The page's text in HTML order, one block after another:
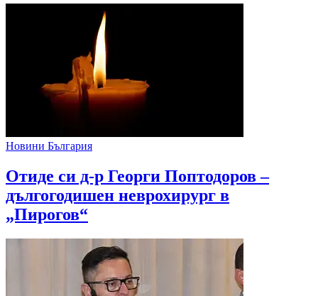
Новини България
Отиде си д-р Георги Поптодоров –
дългогодишен неврохирург в
„Пирогов“